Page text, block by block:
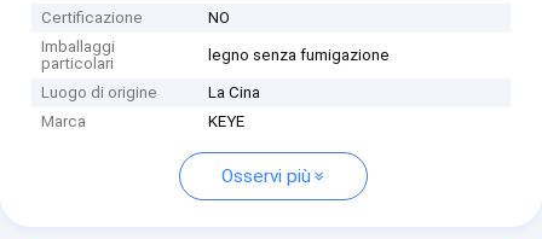
Certificazione
NO
Imballaggi
particolari
legno senza fumigazione
Luogo di origine
La Cina
Marca
KEYE
Osservi più